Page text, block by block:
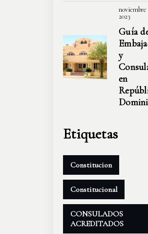
noviembre
2023
Guía
y
en
Etiquetas
Constitucion
Constitucional
CONSULADOS
ACREDITADOS